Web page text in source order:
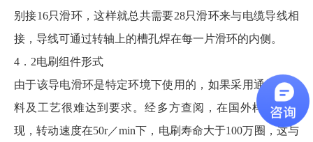
别接16只滑环，这样就总共需要28只滑环来与电缆导线相
接，导线可通过转轴上的槽孔焊在每一片滑环的内侧。
4．2电刷组件形式
由于该导电滑环是特定环境下使用的，如果采用通常的材
料及工艺很难达到要求。经多方查阅，在国外样本中发
现，转动速度在50r／min下，电刷寿命大于100万圈，这与